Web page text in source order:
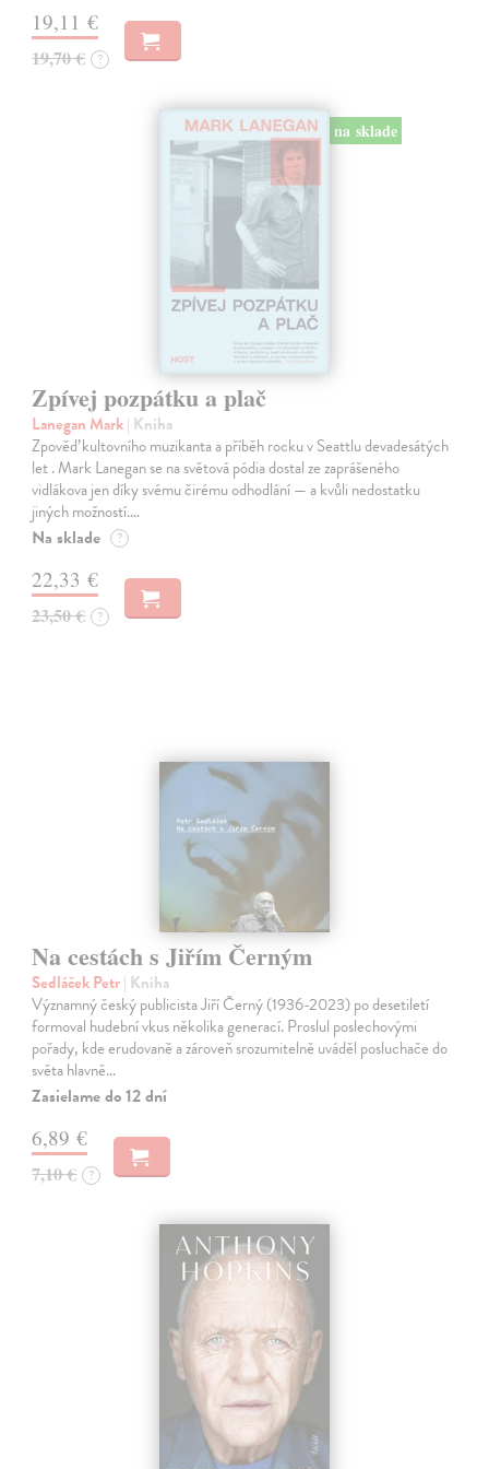
19,11 €
19,70 € ?
na sklade
Zpívej pozpátku a plač
Lanegan Mark| Kniha
Zpověď kultovního muzikanta a příběh rocku v Seattlu devadesátých
let . Mark Lanegan se na světová pódia dostal ze zaprášeného
vidlákova jen díky svému čirému odhodlání — a kvůli nedostatku
jiných možností.…
Na sklade ?
22,33 €
23,50 € ?
Na cestách s Jiřím Černým
Sedláček Petr| Kniha
Významný český publicista Jiří Černý (1936-2023) po desetiletí
formoval hudební vkus několika generací. Proslul poslechovými
pořady, kde erudovaně a zároveň srozumitelně uváděl posluchače do
světa hlavně…
Zasielame do 12 dní
6,89 €
7,10 € ?